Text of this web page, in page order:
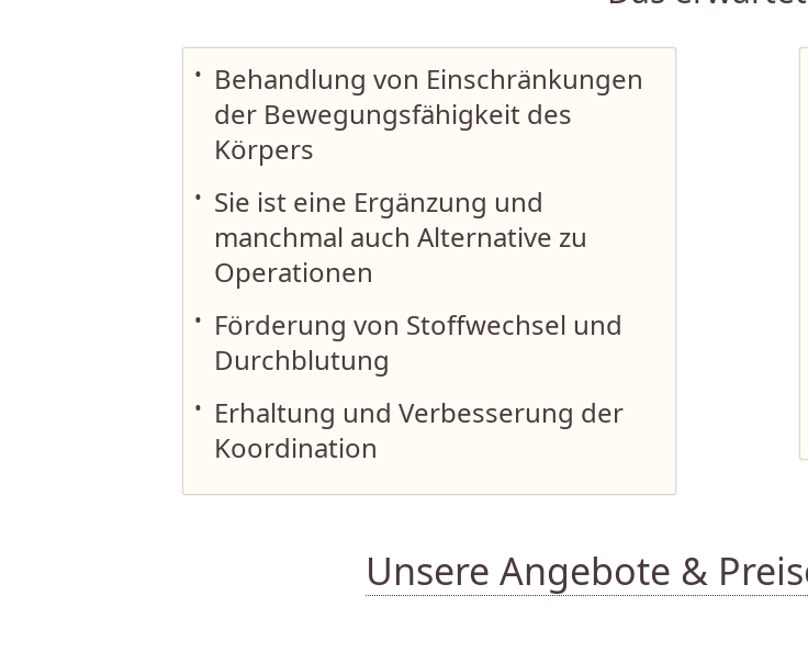
• Behandlung von Einschränkungen
der Bewegungsfähigkeit des
Körpers
• Sie ist eine Ergänzung und
manchmal auch Alternative zu
Operationen
• Förderung von Stoffwechsel und
Durchblutung
• Erhaltung und Verbesserung der
Koordination
Unsere Angebote &